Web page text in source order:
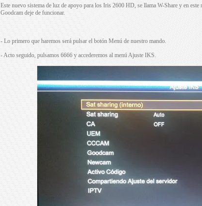
Este nuevo sistema de luz de apoyo para los Iris 2600 HD, se llama W-Share y en
Goodcam deje de funcionar.
- Lo primero que haremos será pulsar el botón Menú de nuestro mando.
- Acto seguido, pulsamos 6666 y accederemos al menú Ajuste IKS.